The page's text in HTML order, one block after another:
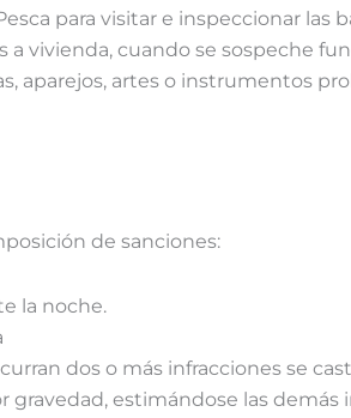
para visitar e inspeccionar las
a vivienda, cuando se sospeche
aparejos, artes o instrumentos
de sanciones:
la noche.
dos o más infracciones se
gravedad, estimándose las demás